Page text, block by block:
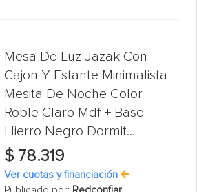
Mesa De Luz Jazak Con
Cajon Y Estante Minimalista
Mesita De Noche Color
Roble Claro Mdf + Base
Hierro Negro Dormit...
$ 78.319
Ver cuotas y financiación